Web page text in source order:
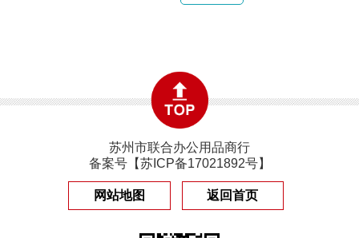
苏州市联合办公用品商行
备案号【苏ICP备17021892号】
网站地图 返回首页